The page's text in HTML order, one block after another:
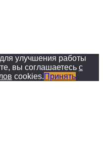
улучшения работы
вы соглашаетесь с
cookies.Принять